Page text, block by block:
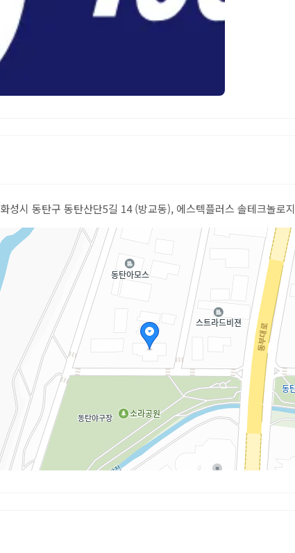
성시 동탄구 동탄산단5길 14 (방교동), 에스텍플러스 솔테크놀로지